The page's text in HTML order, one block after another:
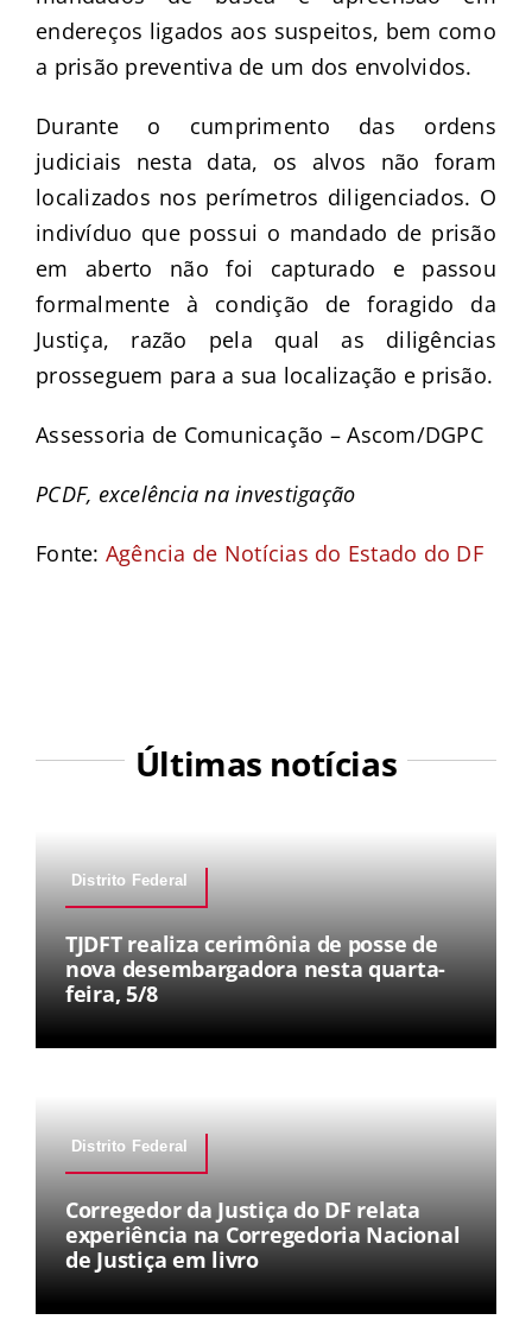
endereços ligados aos suspeitos, bem como
a prisão preventiva de um dos envolvidos.
Durante o cumprimento das ordens
judiciais nesta data, os alvos não foram
localizados nos perímetros diligenciados. O
indivíduo que possui o mandado de prisão
em aberto não foi capturado e passou
formalmente à condição de foragido da
Justiça, razão pela qual as diligências
prosseguem para a sua localização e prisão.
Assessoria de Comunicação – Ascom/DGPC
PCDF, excelência na investigação
Fonte: Agência de Notícias do Estado do DF
Últimas notícias
Distrito Federal
TJDFT realiza cerimônia de posse de
nova desembargadora nesta quarta-
feira, 5/8
Distrito Federal
Corregedor da Justiça do DF relata
experiência na Corregedoria Nacional
de Justiça em livro